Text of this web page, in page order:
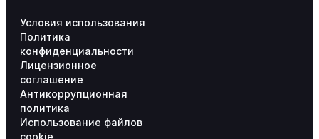
Условия использования
Политика
конфиденциальности
Лицензионное
соглашение
Антикоррупционная
политика
Использование файлов
cookie